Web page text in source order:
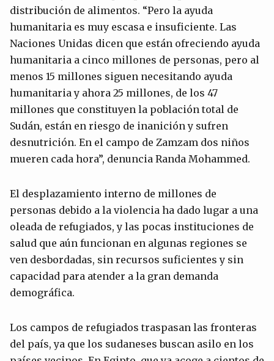
distribución de alimentos. “Pero la ayuda
humanitaria es muy escasa e insuficiente. Las
Naciones Unidas dicen que están ofreciendo ayuda
humanitaria a cinco millones de personas, pero al
menos 15 millones siguen necesitando ayuda
humanitaria y ahora 25 millones, de los 47
millones que constituyen la población total de
Sudán, están en riesgo de inanición y sufren
desnutrición. En el campo de Zamzam dos niños
mueren cada hora”, denuncia Randa Mohammed.
El desplazamiento interno de millones de
personas debido a la violencia ha dado lugar a una
oleada de refugiados, y las pocas instituciones de
salud que aún funcionan en algunas regiones se
ven desbordadas, sin recursos suficientes y sin
capacidad para atender a la gran demanda
demográfica.
Los campos de refugiados traspasan las fronteras
del país, ya que los sudaneses buscan asilo en los